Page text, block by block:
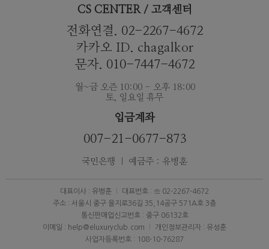
CS CENTER / 고객센터
전화연결. 02-2267-4672
카카오 ID. chagalkor
문자. 010-7447-4672
월~금 오즌 10:00 - 오후 18:00
토, 일요일 휴무
입금계좌
007-21-0677-873
국민은행 ｜ 예금주 : 유병훈
대표이사 : 유병훈
대표번호 : ☏ 02-2267-4672
주소 : 서울시 중구 을지로36길 35,14공구 571A호 3층
통신판매업신고번호 : 중구 06132호
이메일 : help@eluxuryclub.com
개인정보관리자 : 유성훈
사업자등록번호 : 108-10-76287